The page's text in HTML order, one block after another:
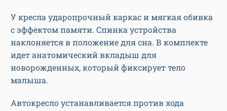
У кресла ударопрочный каркас и мягкая обивка
с эффектом памяти. Спинка устройства
наклоняется в положение для сна. В комплекте
идет анатомический вкладыш для
новорожденных, который фиксирует тело
малыша.
Автокресло устанавливается против хода